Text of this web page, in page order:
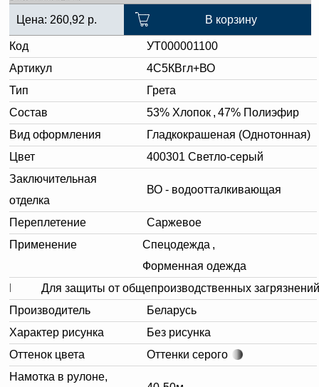
Цена: 260,92 р. В корзину
Код
УТ000001100
Артикул
4С5КВгл+ВО
Тип
Грета
Состав
53% Хлопок , 47% Полиэфир
Вид оформления
Гладкокрашеная (Однотонная)
Цвет
400301 Светло-серый
Заключительная
отделка
ВО - водоотталкивающая
Переплетение
Саржевое
Применение
Спецодежда ,
Форменная одежда
Для защиты от общепроизводственных загрязнений
Производитель
Беларусь
Характер рисунка
Без рисунка
Оттенок цвета
Оттенки серого
Намотка в рулоне,